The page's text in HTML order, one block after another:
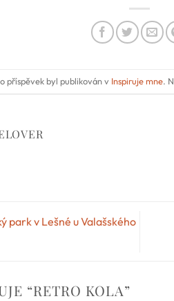
příspěvek byl publikován v Inspiruje mne.
park v Lešné u Valašského
“RETRO KOLA”